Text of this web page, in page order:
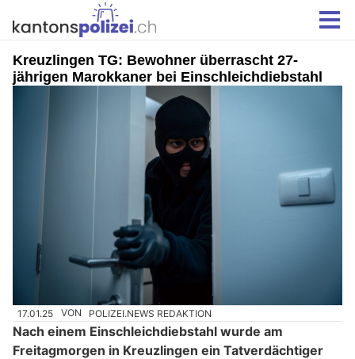
Kreuzlingen TG: Bewohner überrascht 27-
jährigen Marokkaner bei Einschleichdiebstahl
17.01.25 VON POLIZEI.NEWS REDAKTION
Nach einem Einschleichdiebstahl wurde am
Freitagmorgen in Kreuzlingen ein Tatverdächtiger